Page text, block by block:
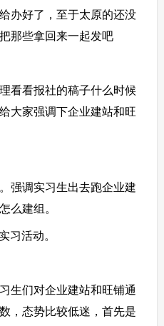
办好了，至于太原的还没
那些拿回来一起发吧
看报社的稿子什么时候
大家强调下企业建站和旺
调实习生出去跑企业建
么建组。
活动。
们对企业建站和旺铺通
，态势比较低迷，首先是